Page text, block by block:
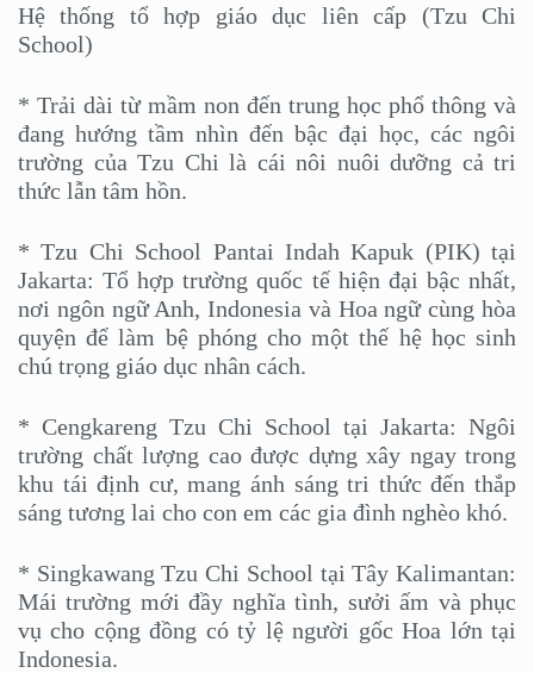
Hệ thống tổ hợp giáo dục liên cấp (Tzu Chi
School)
* Trải dài từ mầm non đến trung học phổ thông và
đang hướng tầm nhìn đến bậc đại học, các ngôi
trường của Tzu Chi là cái nôi nuôi dưỡng cả tri
thức lẫn tâm hồn.
* Tzu Chi School Pantai Indah Kapuk (PIK) tại
Jakarta: Tổ hợp trường quốc tế hiện đại bậc nhất,
nơi ngôn ngữ Anh, Indonesia và Hoa ngữ cùng hòa
quyện để làm bệ phóng cho một thế hệ học sinh
chú trọng giáo dục nhân cách.
* Cengkareng Tzu Chi School tại Jakarta: Ngôi
trường chất lượng cao được dựng xây ngay trong
khu tái định cư, mang ánh sáng tri thức đến thắp
sáng tương lai cho con em các gia đình nghèo khó.
* Singkawang Tzu Chi School tại Tây Kalimantan:
Mái trường mới đầy nghĩa tình, sưởi ấm và phục
vụ cho cộng đồng có tỷ lệ người gốc Hoa lớn tại
Indonesia.